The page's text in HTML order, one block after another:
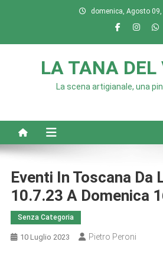
domenica, Agosto 09,
LA TANA DEL
La scena artigianale, una
Eventi In Toscana Da
10.7.23 A Domenica
Senza Categoria
10 Luglio 2023 Pietro Peroni